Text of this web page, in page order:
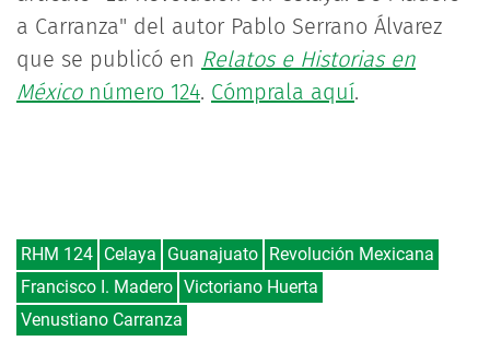
a Carranza" del autor Pablo Serrano Álvarez
que se publicó en Relatos e Historias en
Méxiconúmero 124. Cómprala aquí.
RHM 124 Celaya Guanajuato Revolución Mexicana
Francisco I. Madero Victoriano Huerta
Venustiano Carranza